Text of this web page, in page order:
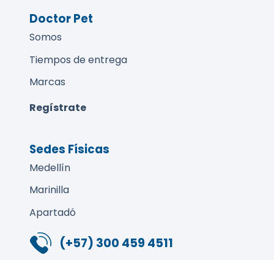
Doctor Pet
Somos
Tiempos de entrega
Marcas
Regístrate
Sedes Físicas
Medellín
Marinilla
Apartadó
(+57) 300 459 4511